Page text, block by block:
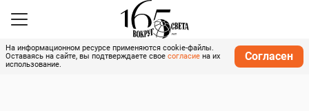
На информационном ресурсе применяются cookie-файлы.
Оставаясь на сайте, вы подтверждаете свое согласие на их
использование.
Согласен